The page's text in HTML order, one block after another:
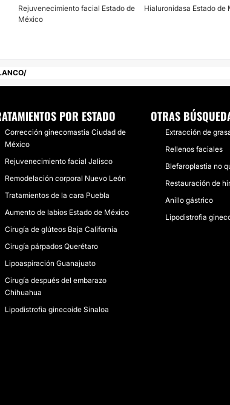
Rejuvenecimiento facial Estado de
México
Hialuronidasa Estado de
POR ESTADO
Corrección ginecomastia Ciudad de
México
Rejuvenecimiento facial Jalisco
Remodelación corporal Nuevo León
Tratamientos de la cara Puebla
Aumento de labios Estado de México
Cirugía de glúteos Baja California
Cirugía párpados Querétaro
Lipoaspiración Guanajuato
Cirugía después del embarazo
Chihuahua
Lipodistrofia ginecoide Sinaloa
OTRAS
Extracción de
Rellenos faciales
Blefaroplastia no
Restauración de
Anillo gástrico
Lipodistrofia